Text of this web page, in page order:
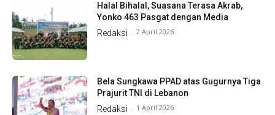
Halal Bihalal, Suasana Terasa Akrab,
Yonko 463 Pasgat dengan Media
Redaksi - 2 April 2026
Bela Sungkawa PPAD atas Gugurnya Tiga
Prajurit TNI di Lebanon
Redaksi - 1 April 2026